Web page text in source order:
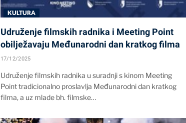
KULTURA
Udruženje filmskih radnika i Meeting Point
obilježavaju Međunarodni dan kratkog filma
17/12/2025
Udruženje filmskih radnika u suradnji s kinom Meeting
Point tradicionalno proslavlja Međunarodni dan kratkog
filma, a uz mlade bh. filmske…